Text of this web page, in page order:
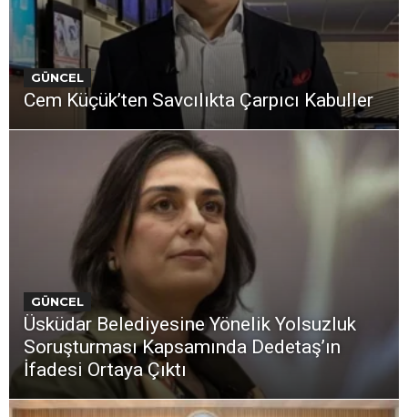
GÜNCEL
Cem Küçük’ten Savcılıkta Çarpıcı Kabuller
GÜNCEL
Üsküdar Belediyesine Yönelik Yolsuzluk
Soruşturması Kapsamında Dedetaş’ın
İfadesi Ortaya Çıktı